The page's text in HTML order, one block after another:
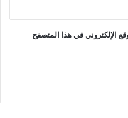
الإلكتروني في هذا المتصفح